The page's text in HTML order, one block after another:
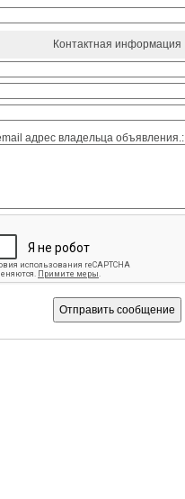
Контактная информация
адрес владельца объявления.: